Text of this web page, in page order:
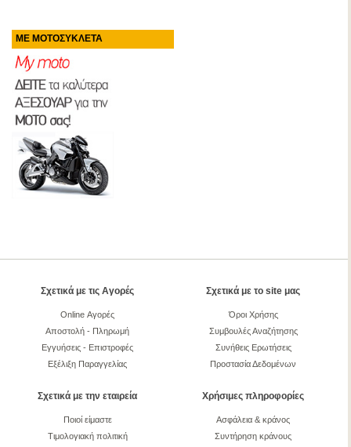
ΜΕ ΜΟΤΟΣΥΚΛΕΤΑ
Σχετικά με τις Αγορές
Online Αγορές
Αποστολή - Πληρωμή
Εγγυήσεις - Επιστροφές
Εξέλιξη Παραγγελίας
Σχετικά με το site μας
Όροι Χρήσης
Συμβουλές Αναζήτησης
Συνήθεις Ερωτήσεις
Προστασία Δεδομένων
Σχετικά με την εταιρεία
Ποιοί είμαστε
Τιμολογιακή πολιτική
Χρήσιμες πληροφορίες
Ασφάλεια & κράνος
Συντήρηση κράνους